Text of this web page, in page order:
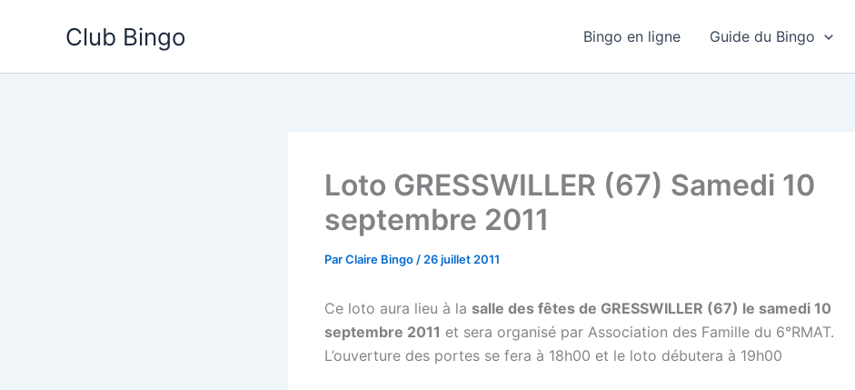
Club Bingo Bingo en ligne Guide du Bingo
Loto GRESSWILLER (67) Samedi 10
septembre 2011
ParClaire Bingo / 26 juillet 2011
Ce loto aura lieu à la salle des fêtes de GRESSWILLER (67) le samedi 10
septembre 2011 et sera organisé par Association des Famille du 6°RMAT.
L’ouverture des portes se fera à 18h00 et le loto débutera à 19h00